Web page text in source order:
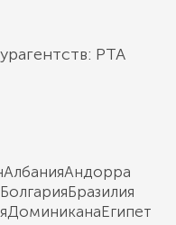
РТА
АлбанияАндорра
БолгарияБразилия
ДоминиканаЕгипет